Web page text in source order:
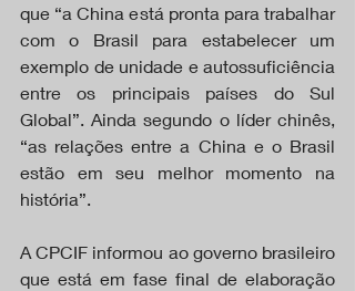
que “a China está pronta para trabalhar
com o Brasil para estabelecer um
exemplo de unidade e autossuficiência
entre os principais países do Sul
Global”. Ainda segundo o líder chinês,
“as relações entre a China e o Brasil
estão em seu melhor momento na
história”.
A CPCIF informou ao governo brasileiro
que está em fase final de elaboração